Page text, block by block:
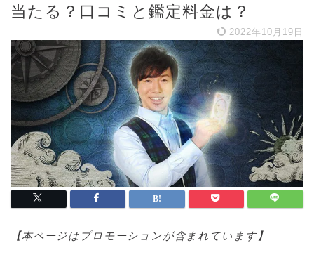
当たる？口コミと鑑定料金は？
2022年10月19日
【本ページはプロモーションが含まれています】